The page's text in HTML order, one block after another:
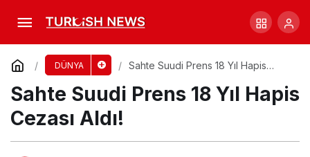
DÜNYA
Sahte Suudi Prens 18 Yıl Hapis
Sahte Suudi Prens 18 Yıl Hapis
Cezası Aldı!
Laos’ta Su Altında Kayıp Köylüler İçin Umut
Var!Comment Share